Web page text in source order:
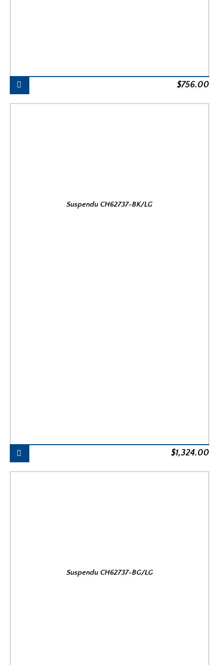
$756.00
Suspendu CH62737-BK/LG
$1,324.00
Suspendu CH62737-BG/LG